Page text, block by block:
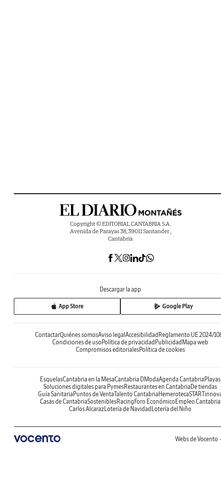
Copyright © EDITORIAL CANTABRIA S.A.
Avenida de Parayas 38, 39011 Santander ,
Cantabria
Descargar la app
App Store Google Play
ContactarQuiénes somosAviso legalAccesibilidadReglamento UE 2024/
Condiciones de usoPolítica de privacidadPublicidadMapa web
Compromisos editorialesPolítica de cookies
EsquelasCantabria en la MesaCantabria DModaAgenda CantabriaPlayas
Soluciones digitales para PymesRestaurantes en CantabriaDe tiendas
Guía SanitariaPuntos de VentaTalento CantabriaHemeroteca
Casas de CantabriaSosteniblesRacingForo EconómicoEmpleo Cantabria
Carlos AlcarazLotería de NavidadLotería del Niño
Webs de Vocento